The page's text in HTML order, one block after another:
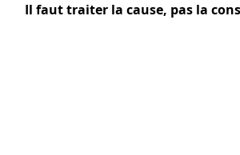
Il faut traiter la cause, pas la